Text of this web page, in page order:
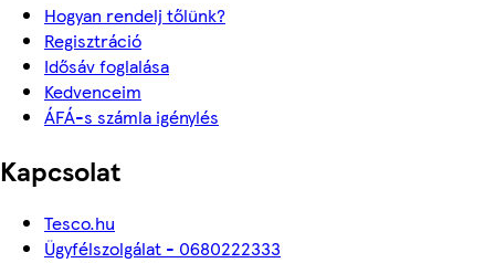
Hogyan rendelj tőlünk?
Regisztráció
Idősáv foglalása
Kedvenceim
ÁFÁ-s számla igénylés
Kapcsolat
Tesco.hu
Ügyfélszolgálat - 0680222333